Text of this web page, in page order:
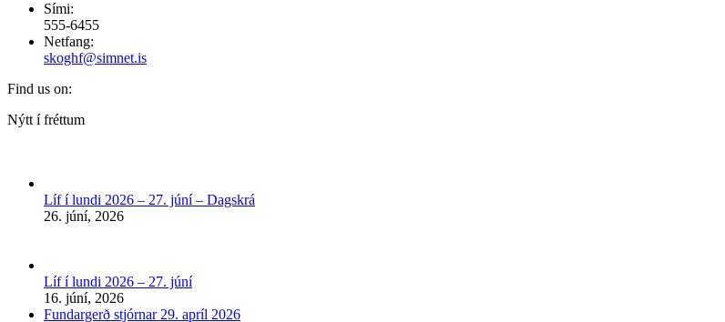
Sími:
555-6455
Netfang:
skoghf@simnet.is
Find us on:
Facebook
new
window
Nýtt í fréttum
Líf í lundi 2026 – 27. júní – Dagskrá
26. júní, 2026
Líf í lundi 2026 – 27. júní
16. júní, 2026
Fundargerð stjórnar 29. apríl 2026